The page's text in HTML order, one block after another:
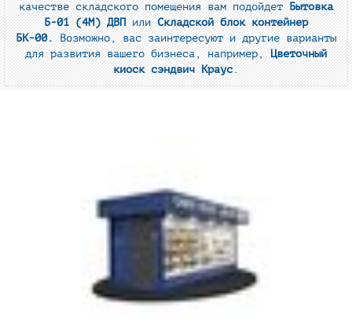
качестве складского помещения вам подойдетБытовка
Б-01 (4М) ДВПилиСкладской блок контейнер
БК-00.Возможно, вас заинтересуют и другие варианты
для развития вашего бизнеса, например,Цветочный
киоск сэндвич Краус.